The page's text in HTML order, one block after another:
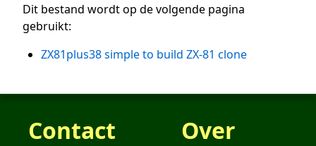
Dit bestand wordt op de volgende pagina
gebruikt:
ZX81plus38 simple to build ZX-81 clone
Contact Over